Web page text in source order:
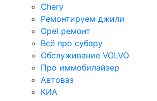
Chery
Ремонтируем джили
Opel ремонт
Всё про субару
Обслуживание VOLVO
Про иммобилайзер
Автоваз
КИА